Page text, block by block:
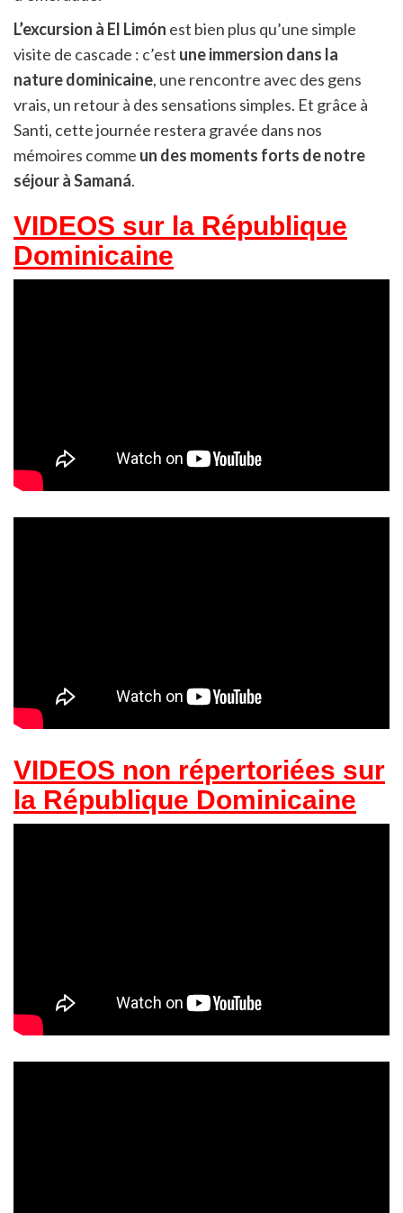
L’excursion à El Limón est bien plus qu’une simple
visite de cascade : c’est une immersion dans la
nature dominicaine, une rencontre avec des gens
vrais, un retour à des sensations simples. Et grâce à
Santi, cette journée restera gravée dans nos
mémoires comme un des moments forts de notre
séjour à Samaná.
VIDEOS sur la République
Dominicaine
VIDEOS non répertoriées sur
la République Dominicaine